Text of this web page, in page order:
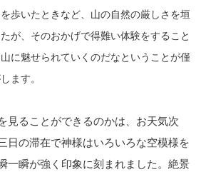
歩いたときなど、山の自然の厳しさを垣
が、そのおかげで得難い体験をすること
に魅せられていくのだなということが僅
ます。
見ることができるのかは、お天気次
日の滞在で神様はいろいろな空模様を
一瞬が強く印象に刻まれました。絶景